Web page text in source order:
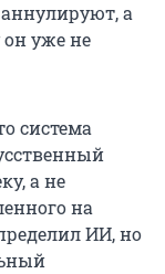
аннулируют, а
он уже не
система
а не
на
ИИ, но